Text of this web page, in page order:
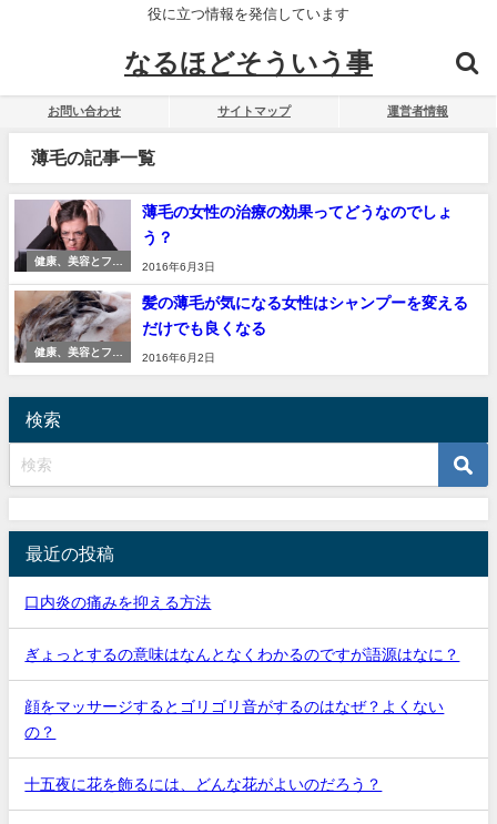
役に立つ情報を発信しています
なるほどそういう事
お問い合わせ サイトマップ 運営者情報
薄毛の記事一覧
健康、美容とファ
薄毛の女性の治療の効果ってどうなのでしょ
う？
2016年6月3日
健康、美容とファ
髪の薄毛が気になる女性はシャンプーを変える
だけでも良くなる
2016年6月2日
検索
最近の投稿
口内炎の痛みを抑える方法
ぎょっとするの意味はなんとなくわかるのですが語源はなに？
顔をマッサージするとゴリゴリ音がするのはなぜ？よくない
の？
十五夜に花を飾るには、どんな花がよいのだろう？